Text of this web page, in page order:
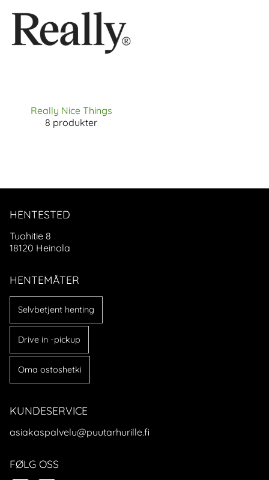
Really Nice Things
8 produkter
HENTESTED
Tuohitie 8
18120 Heinola
HENTEMÅTER
Selvbetjent henting
Drive in -pickup
Oma ostoshetki
KUNDESERVICE
asiakaspalvelu@puutarhurille.fi
FØLG OSS